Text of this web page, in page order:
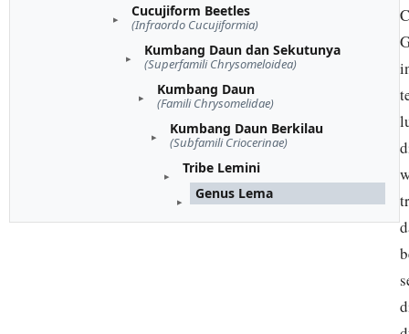
Cucujiform Beetles
(Infraordo Cucujiformia)
Kumbang Daun dan Sekutunya
(Superfamili Chrysomeloidea)
Kumbang Daun
(Famili Chrysomelidae)
Kumbang Daun Berkilau
(Subfamili Criocerinae)
Tribe Lemini
Genus Lema